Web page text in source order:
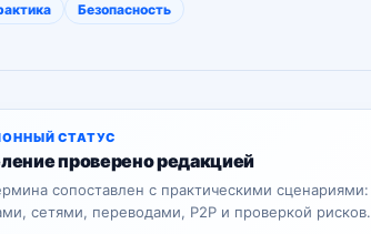
Безопасность
СТАТУС
проверено редакцией
сопоставлен с практическими сценариями:
сетями, переводами, P2P и проверкой рисков.